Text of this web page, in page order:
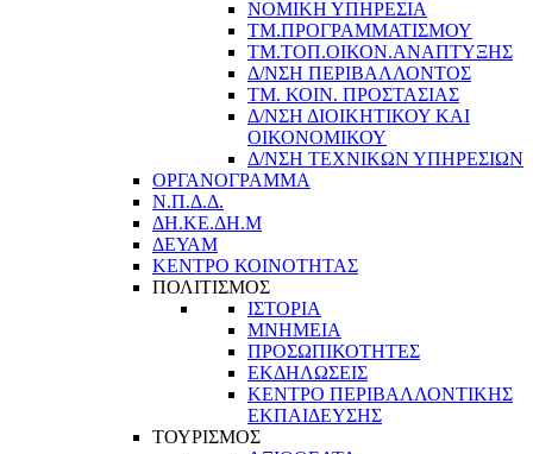
ΝΟΜΙΚΗ ΥΠΗΡΕΣΙΑ
ΤΜ.ΠΡΟΓΡΑΜΜΑΤΙΣΜΟΥ
ΤΜ.ΤΟΠ.ΟΙΚΟΝ.ΑΝΑΠΤΥΞΗΣ
Δ/ΝΣΗ ΠΕΡΙΒΑΛΛΟΝΤΟΣ
ΤΜ. ΚΟΙΝ. ΠΡΟΣΤΑΣΙΑΣ
Δ/ΝΣΗ ΔΙΟΙΚΗΤΙΚΟΥ ΚΑΙ
ΟΙΚΟΝΟΜΙΚΟΥ
Δ/ΝΣΗ ΤΕΧΝΙΚΩΝ ΥΠΗΡΕΣΙΩΝ
ΟΡΓΑΝΟΓΡΑΜΜΑ
Ν.Π.Δ.Δ.
ΔΗ.ΚΕ.ΔΗ.Μ
ΔΕΥΑΜ
ΚΕΝΤΡΟ ΚΟΙΝΟΤΗΤΑΣ
ΠΟΛΙΤΙΣΜΟΣ
ΙΣΤΟΡΙΑ
ΜΝΗΜΕΙΑ
ΠΡΟΣΩΠΙΚΟΤΗΤΕΣ
ΕΚΔΗΛΩΣΕΙΣ
ΚΕΝΤΡΟ ΠΕΡΙΒΑΛΛΟΝΤΙΚΗΣ
ΕΚΠΑΙΔΕΥΣΗΣ
ΤΟΥΡΙΣΜΟΣ